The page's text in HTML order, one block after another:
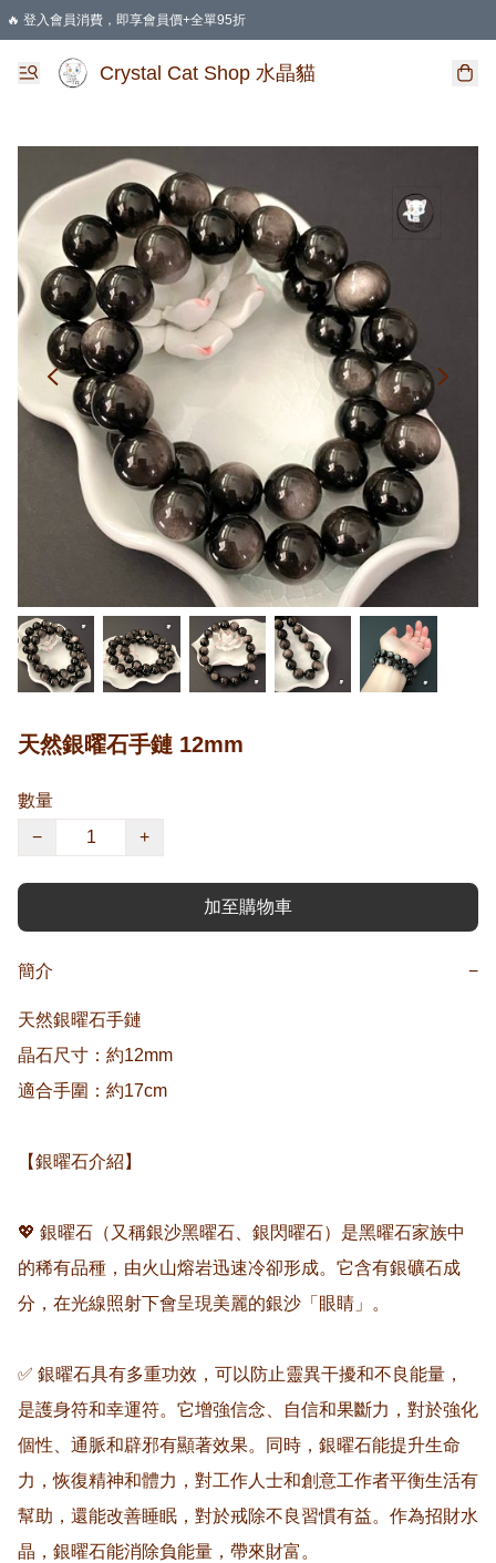
🔥 登入會員消費，即享會員價+全單95折
🛍️ 購物滿HKD 400 即享免運費優惠
Crystal Cat Shop 水晶貓
天然銀曜石手鏈 12mm
數量
−
+
加至購物車
簡介 −
天然銀曜石手鏈
晶石尺寸：約12mm
適合手圍：約17cm
【銀曜石介紹】
💖 銀曜石（又稱銀沙黑曜石、銀閃曜石）是黑曜石家族中
的稀有品種，由火山熔岩迅速冷卻形成。它含有銀礦石成
分，在光線照射下會呈現美麗的銀沙「眼睛」。
✅ 銀曜石具有多重功效，可以防止靈異干擾和不良能量，
是護身符和幸運符。它增強信念、自信和果斷力，對於強化
個性、通脈和辟邪有顯著效果。同時，銀曜石能提升生命
力，恢復精神和體力，對工作人士和創意工作者平衡生活有
幫助，還能改善睡眠，對於戒除不良習慣有益。作為招財水
晶，銀曜石能消除負能量，帶來財富。